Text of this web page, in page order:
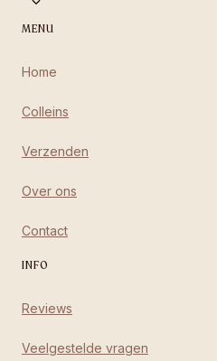
MENU
Home
Colleins
Verzenden
Over ons
Contact
INFO
Reviews
Veelgestelde vragen